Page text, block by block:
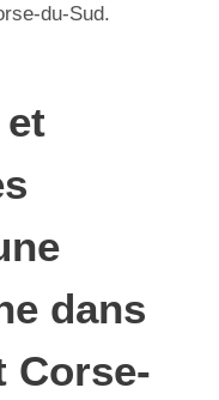
du-Sud.
dans
Corse-